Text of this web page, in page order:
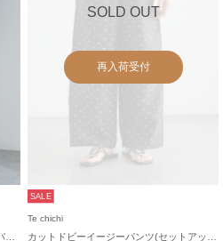
SOLD OUT
再入荷受付
SALE
Te chichi